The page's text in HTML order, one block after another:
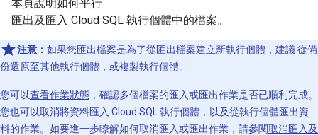
本頁說明如何平行
匯出及匯入 Cloud SQL 執行個體中的檔案。
注意： 如果您匯出檔案是為了從匯出檔案建立新執行個體，建議 從備
份還原至其他執行個體 ，或複製執行個體。
您可以查看作業狀態 ，確認多個檔案的匯入或匯出作業是否已順利完成。
您也可以取消將資料匯入 Cloud SQL 執行個體，以及從執行個體匯出資
料的作業。如要進一步瞭解如何取消匯入或匯出作業，請參閱取消匯入及